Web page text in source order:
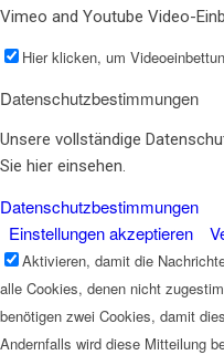
Vimeo and Youtube Video-
Hier klicken, um
Datenschutzbestimmungen
Unsere vollständige
Sie hier einsehen.
Datenschutzbestimmungen
Einstellungen akzeptieren
Aktivieren, damit die
alle Cookies, denen nicht
benötigen zwei Cookies, damit
Andernfalls wird diese Mitteilung